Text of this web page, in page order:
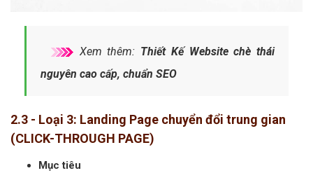
Xem thêm: Thiết Kế Website chè thái
nguyên cao cấp, chuẩn SEO
2.3 - Loại 3: Landing Page chuyển đổi trung gian
(CLICK-THROUGH PAGE)
Mục tiêu